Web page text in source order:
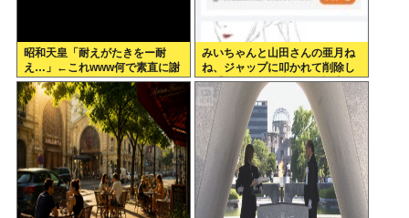
昭和天皇「耐えがたきをー耐
え…」←これwww何で素直に謝
れねーの？？！？
みいちゃんと山田さんの亜月ね
ね、ジャップに叩かれて削除し
た「魚界のみいちゃん」記事を
復活